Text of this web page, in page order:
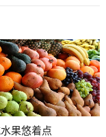
果悠着点